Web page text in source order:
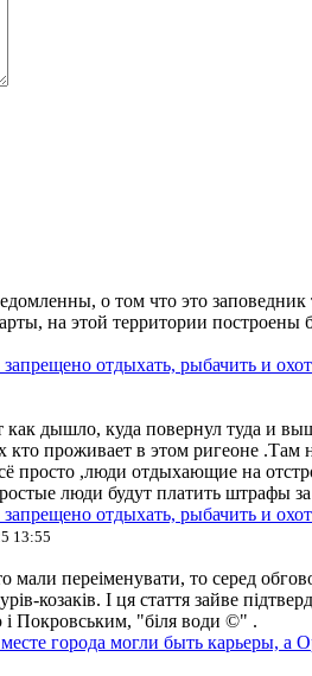
о том что это заповедник
на этой территории построены
отдыхать, рыбачить и
дышло, куда повернул туда и
кто проживает в этом ригеоне
просто ,люди отдыхающие на
люди будут платить штрафы
отдыхать, рыбачить и
13:55
мали переіменувати, то серед
козаків. І ця стаття зайве
Покровським, "біля води ©" .
города могли быть карьеры, а